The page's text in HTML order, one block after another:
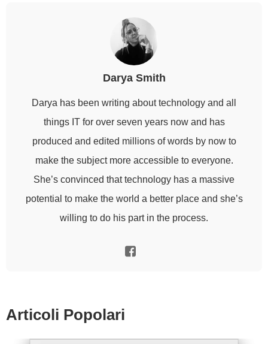
Darya Smith
Darya has been writing about technology and all
things IT for over seven years now and has
produced and edited millions of words by now to
make the subject more accessible to everyone.
She’s convinced that technology has a massive
potential to make the world a better place and she’s
willing to do his part in the process.
Articoli Popolari